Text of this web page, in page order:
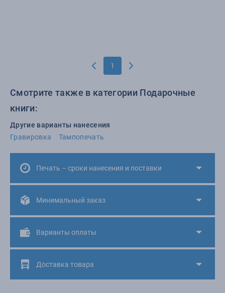
1
Смотрите также в категории Подарочные
книги:
Другие варианты нанесения
Гравировка
Тампопечать
Печать – сроки нанесения и поставки
Минимальный заказ
Варианты оплаты
Доставка товара